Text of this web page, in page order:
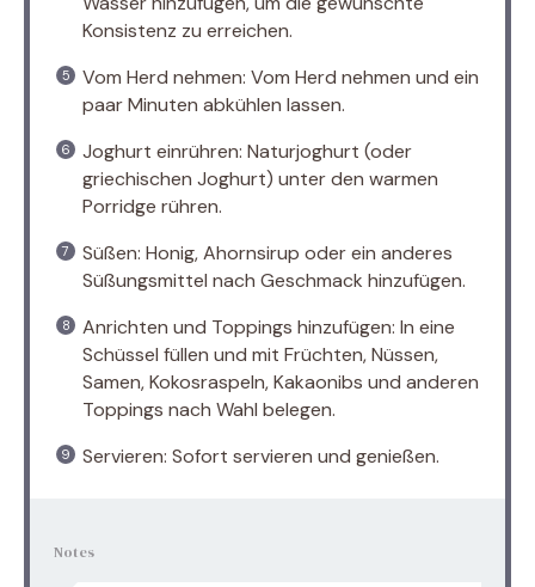
Konsistenz zu erreichen.
Vom Herd nehmen: Vom Herd nehmen und ein
paar Minuten abkühlen lassen.
Joghurt einrühren: Naturjoghurt (oder
griechischen Joghurt) unter den warmen
Porridge rühren.
Süßen: Honig, Ahornsirup oder ein anderes
Süßungsmittel nach Geschmack hinzufügen.
Anrichten und Toppings hinzufügen: In eine
Schüssel füllen und mit Früchten, Nüssen,
Samen, Kokosraspeln, Kakaonibs und anderen
Toppings nach Wahl belegen.
Servieren: Sofort servieren und genießen.
Notes